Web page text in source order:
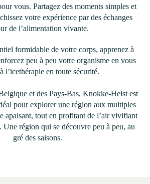
vous. Partagez des moments simples et
votre expérience par des échanges
de l’alimentation vivante.
formidable de votre corps, apprenez à
peu à peu votre organisme en vous
l’icethérapie en toute sécurité.
et des Pays-Bas, Knokke-Heist est
pour explorer une région aux multiples
apaisant, tout en profitant de l’air vivifiant
région qui se découvre peu à peu, au
gré des saisons.